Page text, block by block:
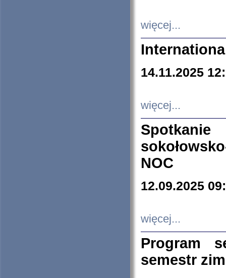
więcej...
14.11.2025
więcej...
NOC
12.09.2025
więcej...
Program
semestr